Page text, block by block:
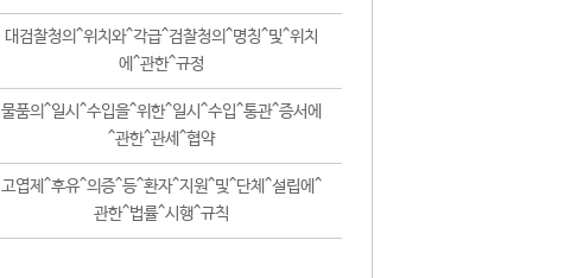
대검찰청의^위치와^각급^검찰청의^명칭^및^위치
에^관한^규정
물품의^일시^수입을^위한^일시^수입^통관^증서에
^관한^관세^협약
고엽제^후유^의증^등^환자^지원^및^단체^설립에^
관한^법률^시행^규칙